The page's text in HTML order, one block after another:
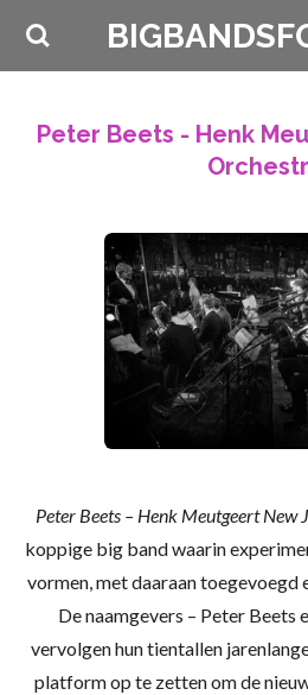
Ga
Peter Beets - Henk
Peter Beets – Henk Meutgeert New
koppige big band waarin
vormen, met daaraan toegevoegd
De naamgevers – Peter Beets
vervolgen hun tientallen
platform op te zetten om de